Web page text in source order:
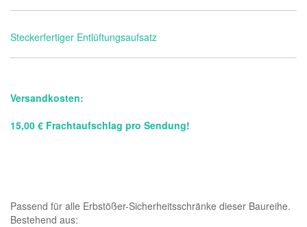
Steckerfertiger Entlüftungsaufsatz
Versandkosten:
15,00 € Frachtaufschlag pro Sendung!
Passend für alle Erbstößer-Sicherheitsschränke dieser Baureihe.
Bestehend aus: